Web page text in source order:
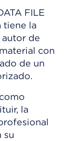
FILE
tiene la
de
con
de un
la
su